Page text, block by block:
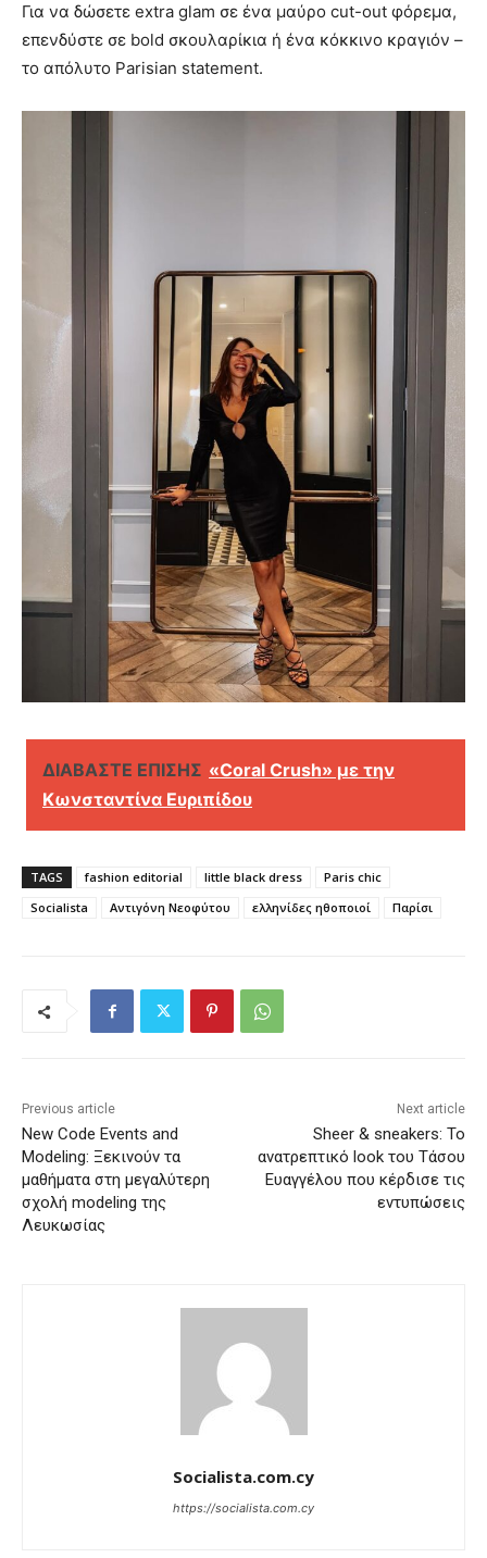
Για να δώσετε extra glam σε ένα μαύρο cut-out φόρεμα,
επενδύστε σε bold σκουλαρίκια ή ένα κόκκινο κραγιόν –
το απόλυτο Parisian statement.
ΔΙΑΒΑΣΤΕ ΕΠΙΣΗΣ «Coral Crush» με την
Κωνσταντίνα Ευριπίδου
TAGS fashion editorial little black dress
Paris chic
Socialista
Αντιγόνη Νεοφύτου ελληνίδες ηθοποιοί Παρίσι
Previous article
New Code Events and
Modeling: Ξεκινούν τα
μαθήματα στη μεγαλύτερη
σχολή modeling της
Λευκωσίας
Next article
Sheer & sneakers: Το
ανατρεπτικό look του Τάσου
Ευαγγέλου που κέρδισε τις
εντυπώσεις
Socialista.com.cy
https://socialista.com.cy